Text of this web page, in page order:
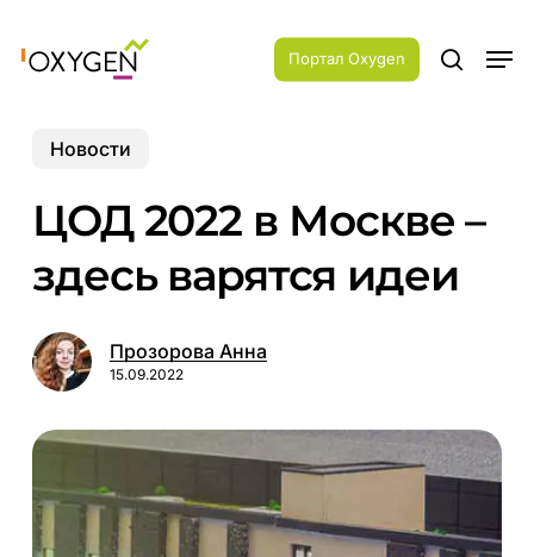
main
Портал Oxygen search
Новости
ЦОД 2022 в Москве –
здесь варятся идеи
Прозорова Анна
15.09.2022